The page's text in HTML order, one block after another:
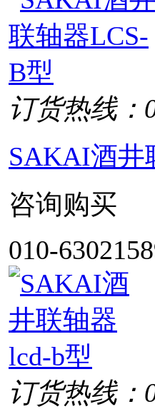
订货热线：
SAKAI酒井
咨询购买
010-
订货热线：